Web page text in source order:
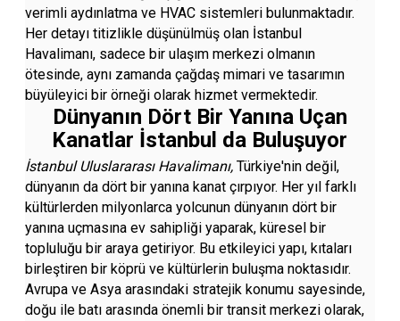
verimli aydınlatma ve HVAC sistemleri bulunmaktadır.
Her detayı titizlikle düşünülmüş olan İstanbul
Havalimanı, sadece bir ulaşım merkezi olmanın
ötesinde, aynı zamanda çağdaş mimari ve tasarımın
büyüleyici bir örneği olarak hizmet vermektedir.
Dünyanın Dört Bir Yanına Uçan
Kanatlar İstanbul da Buluşuyor
İstanbul Uluslararası Havalimanı, Türkiye'nin değil,
dünyanın da dört bir yanına kanat çırpıyor. Her yıl farklı
kültürlerden milyonlarca yolcunun dünyanın dört bir
yanına uçmasına ev sahipliği yaparak, küresel bir
topluluğu bir araya getiriyor. Bu etkileyici yapı, kıtaları
birleştiren bir köprü ve kültürlerin buluşma noktasıdır.
Avrupa ve Asya arasındaki stratejik konumu sayesinde,
doğu ile batı arasında önemli bir transit merkezi olarak,